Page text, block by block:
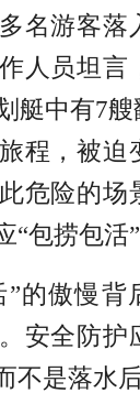
名游客落
人员坦言
艇中有7
程，被迫
危险的场
包捞包活”
”的傲慢背
安全防护
不是落水